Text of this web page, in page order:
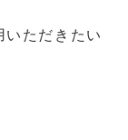
いただきたい